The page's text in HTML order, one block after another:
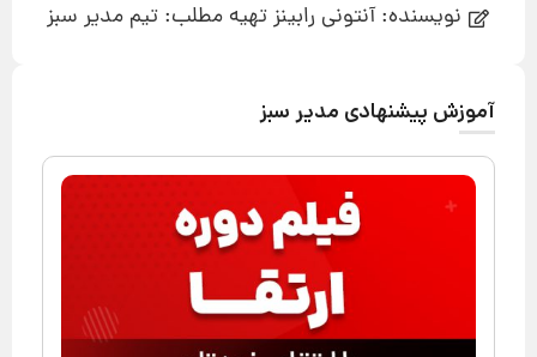
نویسنده: آنتونی رابینز تهیه مطلب: تیم مدیر سبز
آموزش پیشنهادی مدیر سبز